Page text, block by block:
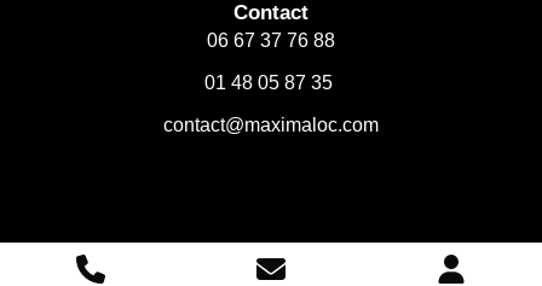
Contact
06 67 37 76 88
01 48 05 87 35
contact@maximaloc.com